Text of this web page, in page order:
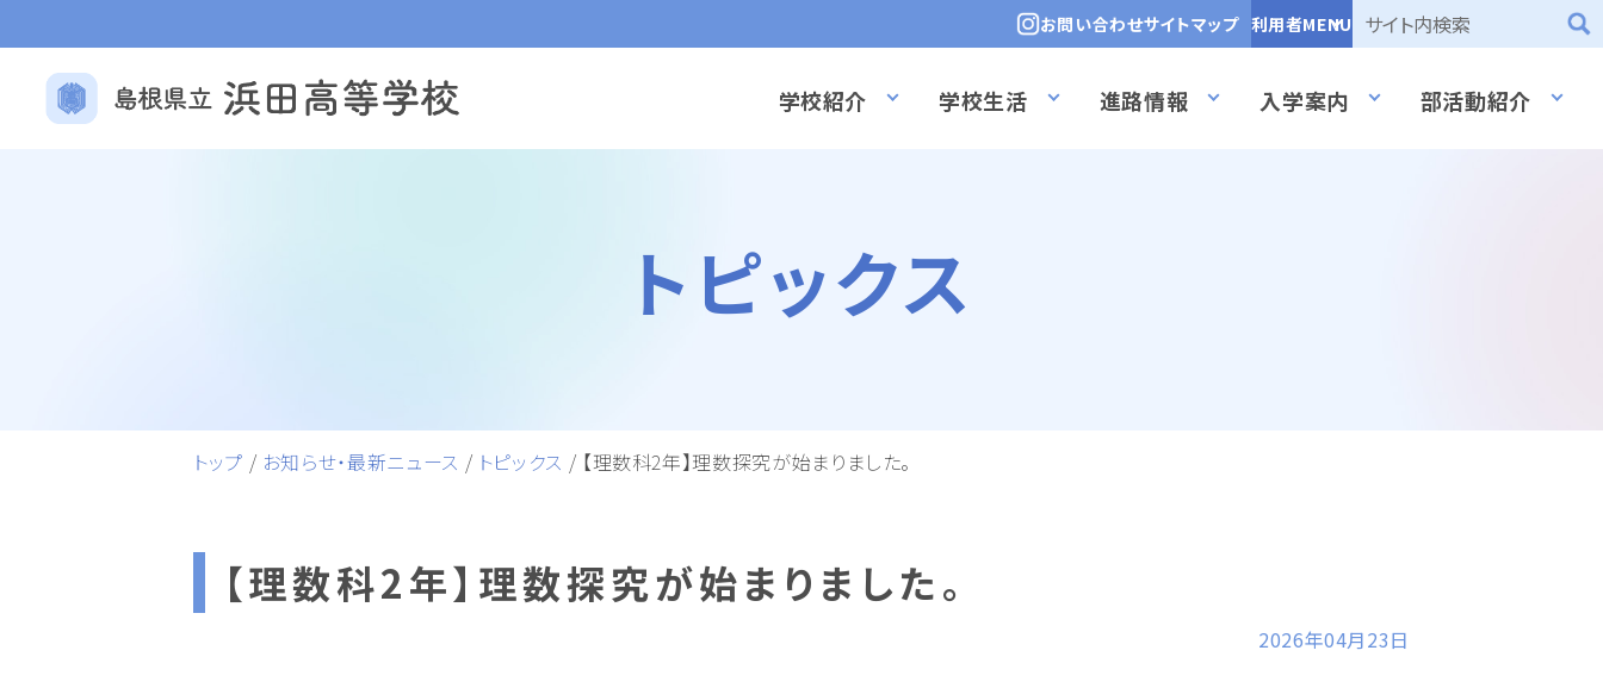
お問い合わせサイトマップ 利用者MENU
学校紹介 学校生活 進路情報 入学案内 部活動紹介
トピックス
トップ / お知らせ・最新ニュース / トピックス / 【理数科2年】理数探究が始まりました。
【理数科2年】理数探究が始まりました。
2026年04月23日